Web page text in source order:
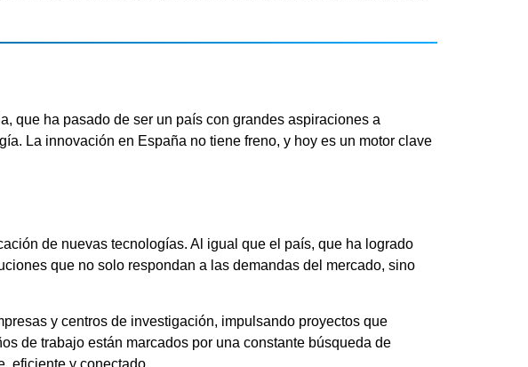
que ha pasado de ser un país con grandes aspiraciones a
La innovación en España no tiene freno, y hoy es un motor clave
de nuevas tecnologías. Al igual que el país, que ha logrado
que no solo respondan a las demandas del mercado, sino
y centros de investigación, impulsando proyectos que
de trabajo están marcados por una constante búsqueda de
eficiente y conectado.